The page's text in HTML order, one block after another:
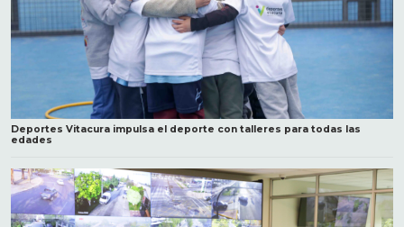
Deportes Vitacura impulsa el deporte con talleres para todas las
edades